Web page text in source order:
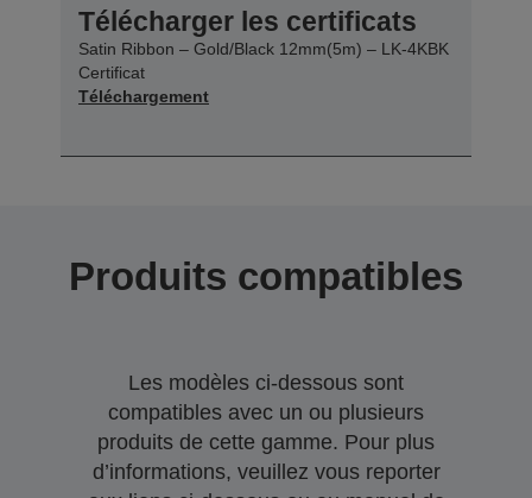
Télécharger les certificats
Satin Ribbon – Gold/Black 12mm(5m) – LK-4KBK
Certificat
Téléchargement
Produits compatibles
Les modèles ci-dessous sont
compatibles avec un ou plusieurs
produits de cette gamme. Pour plus
d’informations, veuillez vous reporter